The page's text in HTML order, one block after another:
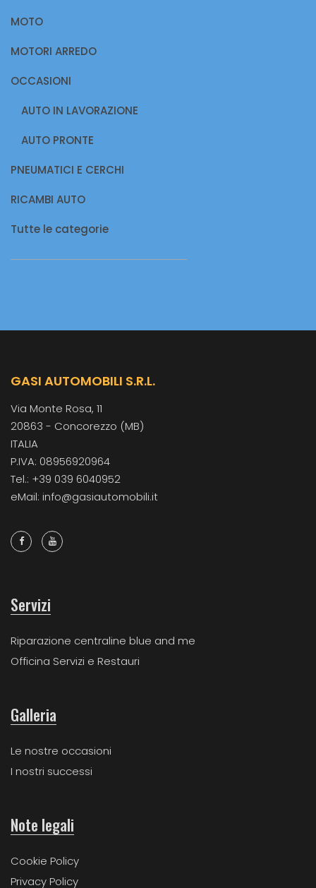
MOTO
MOTORI ARREDO
OCCASIONI
AUTO IN LAVORAZIONE
AUTO PRONTE
PNEUMATICI E CERCHI
RICAMBI AUTO
Tutte le categorie
GASI AUTOMOBILI S.R.L.
Via Monte Rosa, 11
20863 - Concorezzo (MB)
ITALIA
P.IVA: 08956920964
Tel.: +39 039 6040952
eMail: info@gasiautomobili.it
Servizi
Riparazione centraline blue and me
Officina Servizi e Restauri
Galleria
Le nostre occasioni
I nostri successi
Note legali
Cookie Policy
Privacy Policy